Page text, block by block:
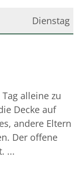
Dienstag
alleine zu
Decke auf
andere Eltern
Der offene
...